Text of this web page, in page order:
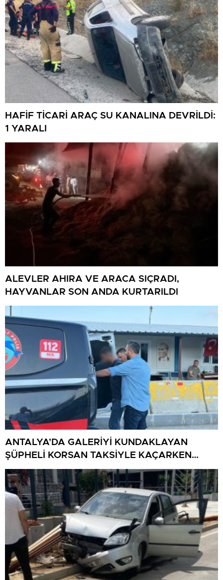
HAFİF TİCARİ ARAÇ SU KANALINA DEVRİLDİ:
1 YARALI
ALEVLER AHIRA VE ARACA SIÇRADI,
HAYVANLAR SON ANDA KURTARILDI
ANTALYA’DA GALERİYİ KUNDAKLAYAN
ŞÜPHELİ KORSAN TAKSİYLE KAÇARKEN
KÜTAHYA’DA YAKALANDI